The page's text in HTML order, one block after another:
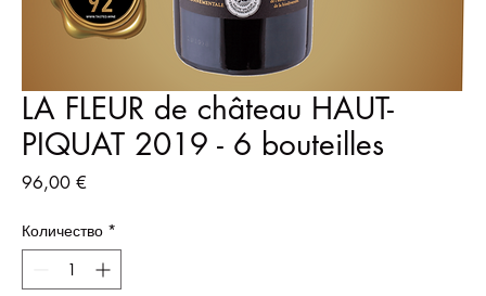
LA FLEUR de château HAUT-
PIQUAT 2019 - 6 bouteilles
96,00 €
Количество *